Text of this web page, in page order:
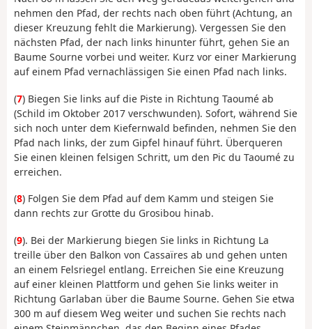
nehmen den Pfad, der rechts nach oben führt (Achtung, an
dieser Kreuzung fehlt die Markierung). Vergessen Sie den
nächsten Pfad, der nach links hinunter führt, gehen Sie an
Baume Sourne vorbei und weiter. Kurz vor einer Markierung
auf einem Pfad vernachlässigen Sie einen Pfad nach links.
(7) Biegen Sie links auf die Piste in Richtung Taoumé ab
(Schild im Oktober 2017 verschwunden). Sofort, während Sie
sich noch unter dem Kiefernwald befinden, nehmen Sie den
Pfad nach links, der zum Gipfel hinauf führt. Überqueren
Sie einen kleinen felsigen Schritt, um den Pic du Taoumé zu
erreichen.
(8) Folgen Sie dem Pfad auf dem Kamm und steigen Sie
dann rechts zur Grotte du Grosibou hinab.
(9). Bei der Markierung biegen Sie links in Richtung La
treille über den Balkon von Cassaïres ab und gehen unten
an einem Felsriegel entlang. Erreichen Sie eine Kreuzung
auf einer kleinen Plattform und gehen Sie links weiter in
Richtung Garlaban über die Baume Sourne. Gehen Sie etwa
300 m auf diesem Weg weiter und suchen Sie rechts nach